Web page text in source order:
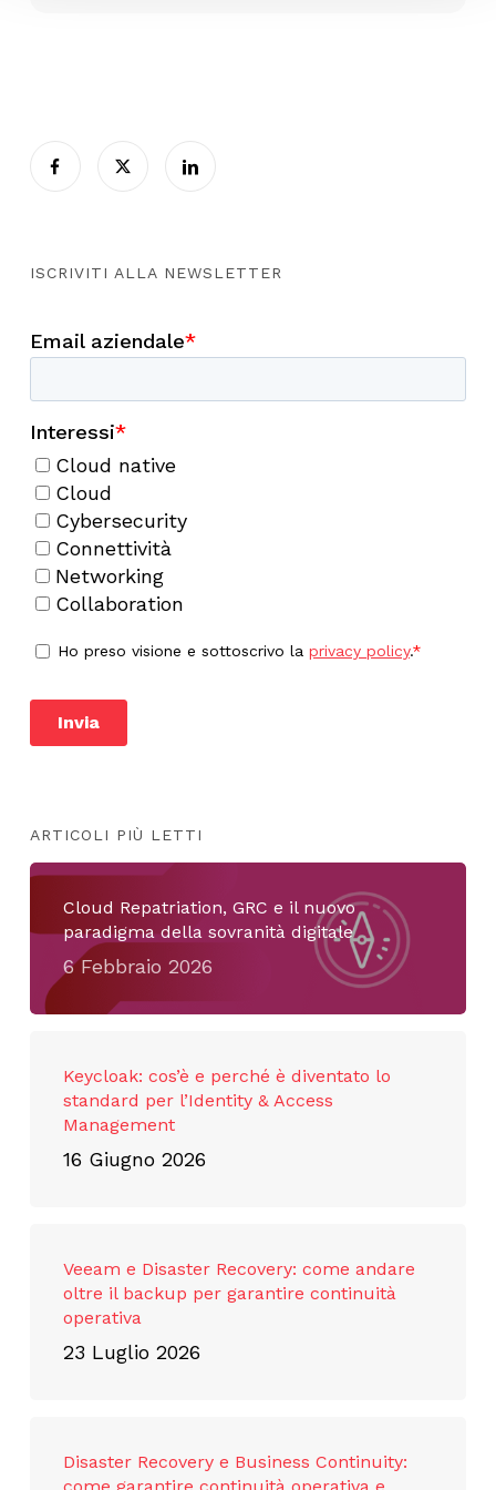
ISCRIVITI ALLA NEWSLETTER
ARTICOLI PIÙ LETTI
Cloud Repatriation, GRC e il nuovo
paradigma della sovranità digitale
6 Febbraio 2026
Keycloak: cos’è e perché è diventato lo
standard per l’Identity & Access
Management
16 Giugno 2026
Veeam e Disaster Recovery: come andare
oltre il backup per garantire continuità
operativa
23 Luglio 2026
Disaster Recovery e Business Continuity: